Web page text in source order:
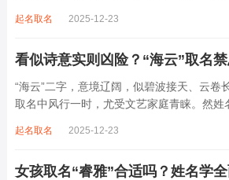
雅符号，实为命理五行流转之枢纽。一字之
起名取名 2025-12-23
看似诗意实则凶险？“海云”取名
“海云”二字，意境辽阔，似碧波接天、云卷
取名中风行一时，尤受文艺家庭青睐。然姓
滔天，木浮无根，阴气过重，易致意志不坚
起名取名 2025-12-23
女孩取名“睿雅”合适吗？姓名学